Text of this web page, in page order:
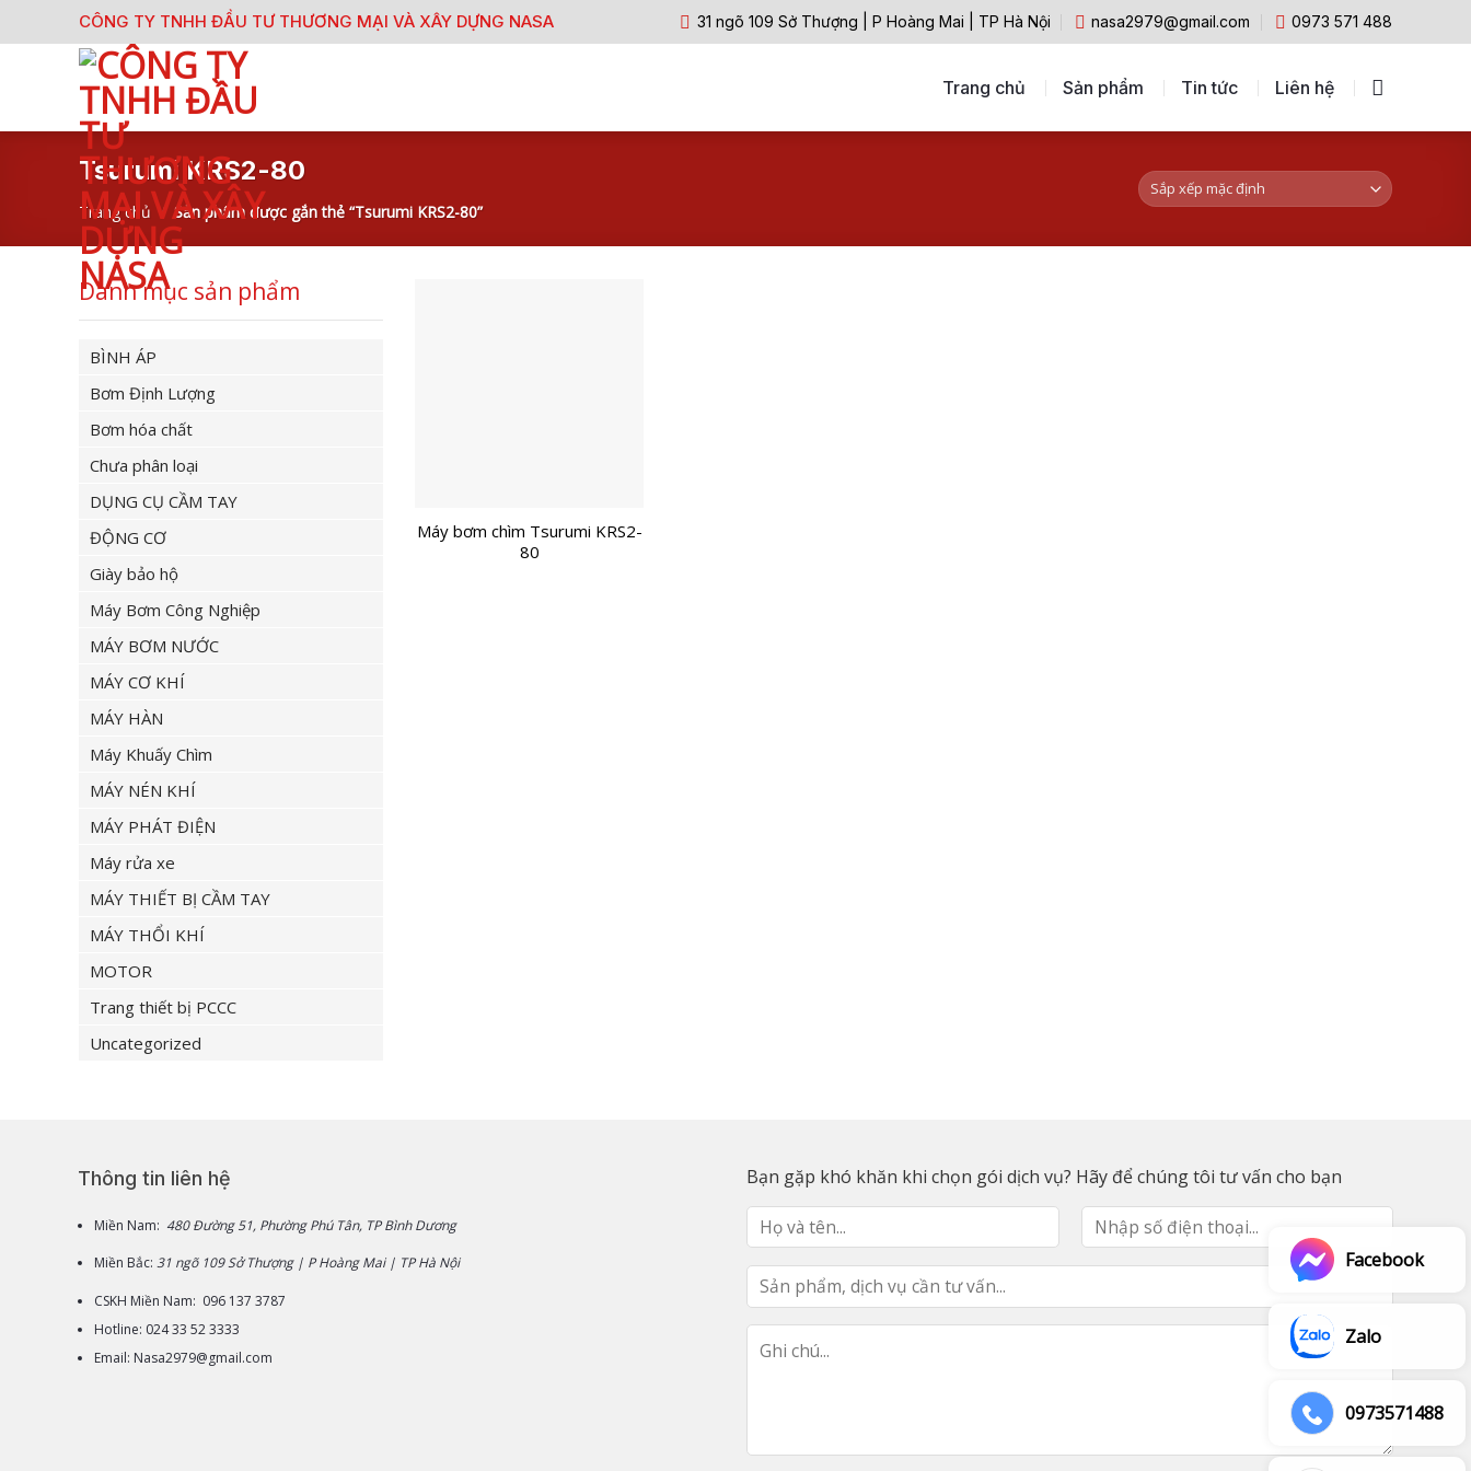
to
CÔNG TY TNHH ĐẦU TƯ THƯƠNG MẠI VÀ XÂY DỰNG NASA 31 ngõ 109 Sở Thượng | P Hoàng Mai | TP Hà Nội nasa2979@gmail.com 0973 571 488
Trang chủ Sản phẩm Tin tức Liên hệ
Tsurumi KRS2-80
Trang chủ / Sản phẩm được gắn thẻ “Tsurumi KRS2-80”
Danh mục sản phẩm
BÌNH ÁP
Bơm Định Lượng
Bơm hóa chất
Chưa phân loại
DỤNG CỤ CẦM TAY
ĐỘNG CƠ
Giày bảo hộ
Máy Bơm Công Nghiệp
MÁY BƠM NƯỚC
MÁY CƠ KHÍ
MÁY HÀN
Máy Khuấy Chìm
MÁY NÉN KHÍ
MÁY PHÁT ĐIỆN
Máy rửa xe
MÁY THIẾT BỊ CẦM TAY
MÁY THỔI KHÍ
MOTOR
Trang thiết bị PCCC
Uncategorized
Máy bơm chìm Tsurumi KRS2-
80
Thông tin liên hệ
Miền Nam: 480 Đường 51, Phường Phú Tân, TP Bình Dương
Miền Bắc: 31 ngõ 109 Sở Thượng | P Hoàng Mai | TP Hà Nội
CSKH Miền Nam: 096 137 3787
Hotline: 024 33 52 3333
Email: Nasa2979@gmail.com
Bạn gặp khó khăn khi chọn gói dịch vụ? Hãy để chúng tôi tư vấn cho bạn
Facebook
Zalo
0973571488